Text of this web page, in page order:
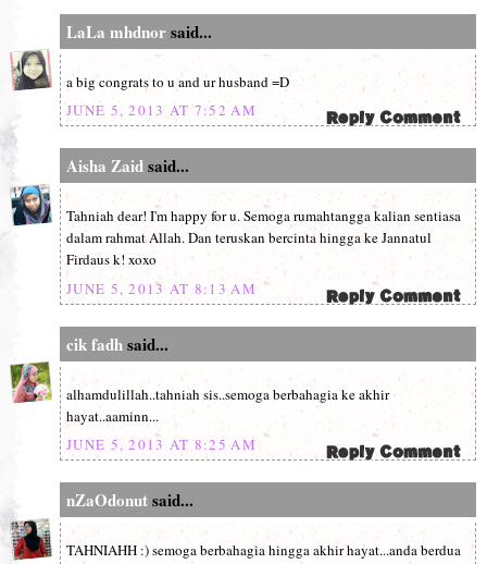
LaLa mhdnorsaid...
a big congrats to u and ur husband =D
JUNE 5, 2013 AT 7:52 AM
Aisha Zaidsaid...
Tahniah dear! I'm happy for u. Semoga rumahtangga kalian sentiasa
dalam rahmat Allah. Dan teruskan bercinta hingga ke Jannatul
Firdaus k! xoxo
JUNE 5, 2013 AT 8:13 AM
cik fadhsaid...
alhamdulillah..tahniah sis..semoga berbahagia ke akhir
hayat..aaminn...
JUNE 5, 2013 AT 8:25 AM
nZaOdonutsaid...
TAHNIAHH :) semoga berbahagia hingga akhir hayat...anda berdua